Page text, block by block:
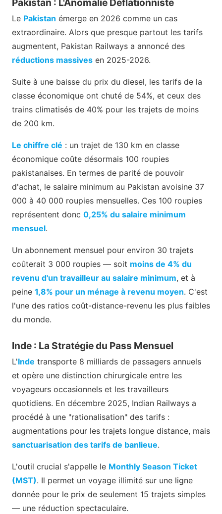
Le Pakistan émerge en 2026 comme un cas
extraordinaire. Alors que presque partout les tarifs
augmentent, Pakistan Railways a annoncé des
réductions massives en 2025-2026.
Suite à une baisse du prix du diesel, les tarifs de la
classe économique ont chuté de 54%, et ceux des
trains climatisés de 40% pour les trajets de moins
de 200 km.
Le chiffre clé : un trajet de 130 km en classe
économique coûte désormais 100 roupies
pakistanaises. En termes de parité de pouvoir
d'achat, le salaire minimum au Pakistan avoisine 37
000 à 40 000 roupies mensuelles. Ces 100 roupies
représentent donc 0,25% du salaire minimum
mensuel.
Un abonnement mensuel pour environ 30 trajets
coûterait 3 000 roupies — soit moins de 4% du
revenu d'un travailleur au salaire minimum, et à
peine 1,8% pour un ménage à revenu moyen. C'est
l'une des ratios coût-distance-revenu les plus faibles
du monde.
Inde : La Stratégie du Pass Mensuel
L'Inde transporte 8 milliards de passagers annuels
et opère une distinction chirurgicale entre les
voyageurs occasionnels et les travailleurs
quotidiens. En décembre 2025, Indian Railways a
procédé à une "rationalisation" des tarifs :
augmentations pour les trajets longue distance, mais
sanctuarisation des tarifs de banlieue.
L'outil crucial s'appelle le Monthly Season Ticket
(MST). Il permet un voyage illimité sur une ligne
donnée pour le prix de seulement 15 trajets simples
— une réduction spectaculaire.